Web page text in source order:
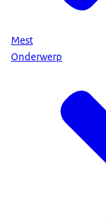
Mest
Onderwerp